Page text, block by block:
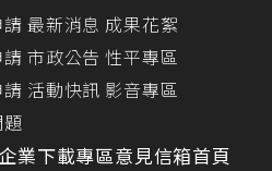
最新消息
市政公告
活動快訊
成果花絮
性平專區
影音專區
業下載專區意見信箱首頁